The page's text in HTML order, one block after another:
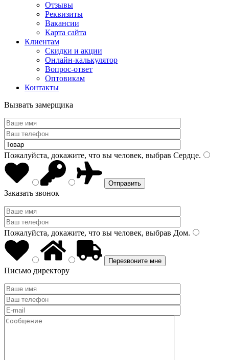
Отзывы
Реквизиты
Вакансии
Карта сайта
Клиентам
Скидки и акции
Онлайн-калькулятор
Вопрос-ответ
Оптовикам
Контакты
Вызвать замерщика
Пожалуйста, докажите, что вы человек, выбрав Сердце.
Заказать звонок
Пожалуйста, докажите, что вы человек, выбрав Дом.
Письмо директору